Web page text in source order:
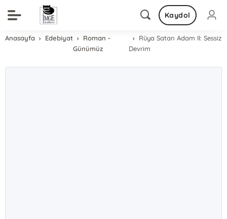
Kaydol
Anasayfa Edebiyat
Roman -
Günümüz
Rüya Satan Adam II: Sessiz
Devrim